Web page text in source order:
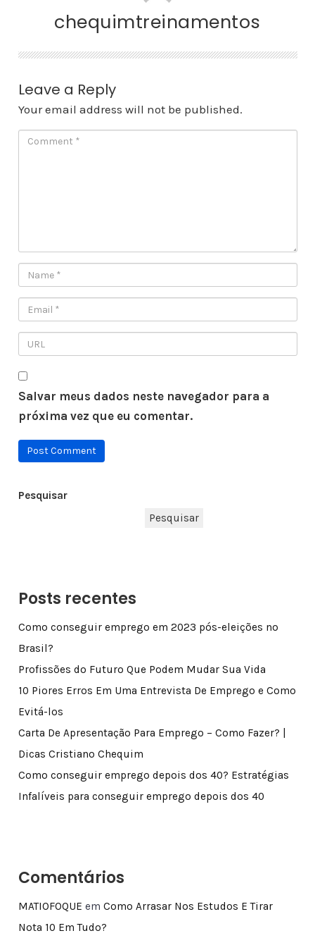
chequimtreinamentos
Leave a Reply
Your email address will not be published.
Salvar meus dados neste navegador para a
próxima vez que eu comentar.
Pesquisar
Pesquisar
Posts recentes
Como conseguir emprego em 2023 pós-eleições no
Brasil?
Profissões do Futuro Que Podem Mudar Sua Vida
10 Piores Erros Em Uma Entrevista De Emprego e Como
Evitá-los
Carta De Apresentação Para Emprego – Como Fazer? |
Dicas Cristiano Chequim
Como conseguir emprego depois dos 40? Estratégias
Infalíveis para conseguir emprego depois dos 40
Comentários
MATIOFOQUE em Como Arrasar Nos Estudos E Tirar
Nota 10 Em Tudo?